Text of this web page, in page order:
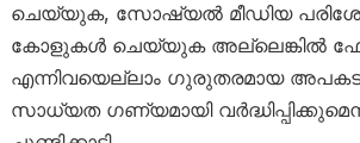
ചെയ്യുക, സോഷ്യൽ മീഡിയ
കോളുകൾ ചെയ്യുക അല്ലെങ്കിൽ
എന്നിവയെല്ലാം ഗുരുതരമായ
സാധ്യത ഗണ്യമായി